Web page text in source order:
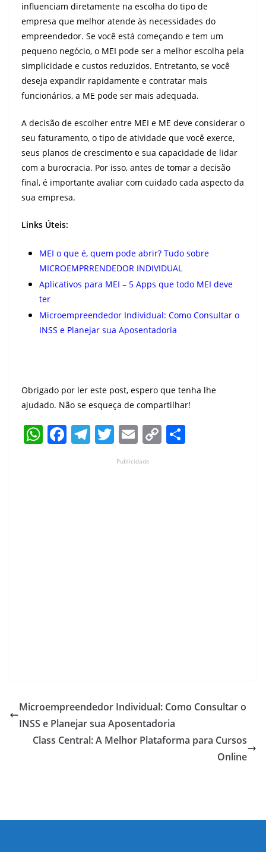
influenciam diretamente na escolha do tipo de
empresa que melhor atende às necessidades do
empreendedor. Se você está começando e tem um
pequeno negócio, o MEI pode ser a melhor escolha pela
simplicidade e custos reduzidos. Entretanto, se você
deseja expandir rapidamente e contratar mais
funcionários, a ME pode ser mais adequada.
A decisão de escolher entre MEI e ME deve considerar o
seu faturamento, o tipo de atividade que você exerce,
seus planos de crescimento e sua capacidade de lidar
com a burocracia. Por isso, antes de tomar a decisão
final, é importante avaliar com cuidado cada aspecto da
sua empresa.
Links Úteis:
MEI o que é, quem pode abrir? Tudo sobre
MICROEMPRRENDEDOR INDIVIDUAL
Aplicativos para MEI – 5 Apps que todo MEI deve
ter
Microempreendedor Individual: Como Consultar o
INSS e Planejar sua Aposentadoria
Obrigado por ler este post, espero que tenha lhe
ajudado. Não se esqueça de compartilhar!
W F T T
w
itt
E
m
ai
C
Publicidade
Microempreendedor Individual: Como Consultar o
INSS e Planejar sua Aposentadoria
Class Central: A Melhor Plataforma para Cursos
Online